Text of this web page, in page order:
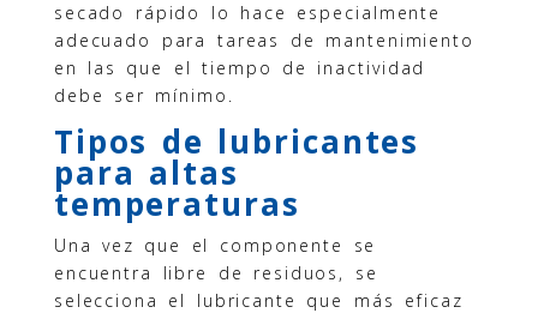
secado rápido lo hace especialmente
adecuado para tareas de mantenimiento
en las que el tiempo de inactividad
debe ser mínimo.
Tipos de lubricantes
para altas
temperaturas
Una vez que el componente se
encuentra libre de residuos, se
selecciona el lubricante que más eficaz